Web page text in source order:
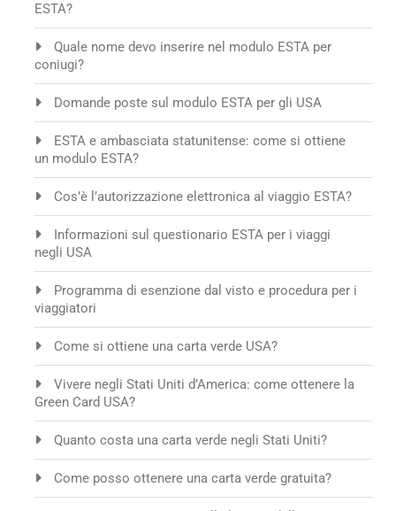
ESTA?
Quale nome devo inserire nel modulo ESTA per
coniugi?
Domande poste sul modulo ESTA per gli USA
ESTA e ambasciata statunitense: come si ottiene
un modulo ESTA?
Cos’è l’autorizzazione elettronica al viaggio ESTA?
Informazioni sul questionario ESTA per i viaggi
negli USA
Programma di esenzione dal visto e procedura per i
viaggiatori
Come si ottiene una carta verde USA?
Vivere negli Stati Uniti d’America: come ottenere la
Green Card USA?
Quanto costa una carta verde negli Stati Uniti?
Come posso ottenere una carta verde gratuita?